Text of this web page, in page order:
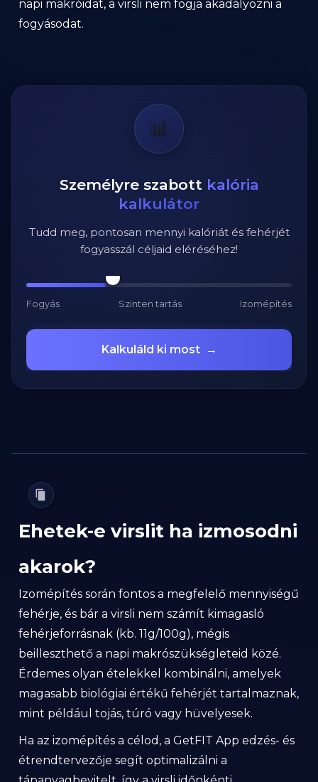
napi makróidat, a virsli nem fogja akadályozni a
fogyásodat.
📊
Személyre szabott kalória
kalkulátor
Tudd meg, pontosan mennyi kalóriát és fehérjét
fogyasszál céljaid eléréséhez!
Fogyás Szinten tartás Izomépítés
Kalkuláld ki most →
Ehetek-e virslit ha izmosodni
akarok?
Izomépítés során fontos a megfelelő mennyiségű
fehérje, és bár a virsli nem számít kimagasló
fehérjeforrásnak (kb. 11g/100g), mégis
beilleszthető a napi makrószükségleteid közé.
Érdemes olyan ételekkel kombinálni, amelyek
magasabb biológiai értékű fehérjét tartalmaznak,
mint például tojás, túró vagy hüvelyesek.
Ha az izomépítés a célod, a GetFIT App edzés- és
étrendtervezője segít optimalizálni a